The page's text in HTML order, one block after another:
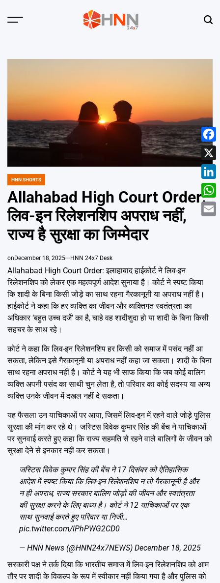
Menu
POSTED
HNN SHORTS
Allahabad High Court Order:
लिव-इन रिलेशनशिप अपराध नहीं,
राज्य है सुरक्षा का जिम्मेदार
onDecember 18, 2025 HNN 24x7 Desk
Allahabad High Court Order: इलाहाबाद हाईकोर्ट ने लिव-इन
रिलेशनशिप को लेकर एक महत्वपूर्ण आदेश सुनाया है। कोर्ट ने स्पष्ट किया
कि शादी के बिना किसी जोड़े का साथ रहना गैरकानूनी या अपराध नहीं है।
हाईकोर्ट ने कहा कि हर व्यक्ति का जीवन और व्यक्तिगत स्वतंत्रता का
अधिकार ‘बहुत उच्च दर्जे’ का है, चाहे वह शादीशुदा हो या शादी के बिना किसी
सहचर के साथ रहे।
कोर्ट ने कहा कि लिव-इन रिलेशनशिप हर किसी को समाज में पसंद नहीं आ
सकता, लेकिन इसे गैरकानूनी या अपराध नहीं कहा जा सकता। शादी के बिना
साथ रहना अपराध नहीं है। कोर्ट ने यह भी साफ किया कि जब कोई बालिग
व्यक्ति अपनी पसंद का साथी चुन लेता है, तो परिवार का कोई सदस्य या अन्य
व्यक्ति उनके जीवन में दखल नहीं दे सकता।
यह फैसला उन याचिकाओं पर आया, जिसमें लिव-इन में रहने वाले जोड़े पुलिस
सुरक्षा की मांग कर रहे थे। जस्टिस विवेक कुमार सिंह की बेंच ने याचिकाओं
पर सुनवाई करते हुए कहा कि राज्य सहमति से रहने वाले बालिगों के जीवन को
सुरक्षा देने से इनकार नहीं कर सकता।
जस्टिस विवेक कुमार सिंह की बेंच ने 17 दिसंबर को ऐतिहासिक
आदेश में स्पष्ट किया कि लिव-इन रिलेशनशिप न तो गैरकानूनी है और
न ही अपराध, राज्य सरकार बालिग जोड़ों की जीवन और स्वतंत्रता
की सुरक्षा करने के लिए बाध्य है। कोर्ट ने 12 याचिकाओं पर एक
साथ सुनवाई करते हुए परिवार या निजी…
pic.twitter.com/lPhPWG2CD0
— HNN News (@HNN24x7NEWS) December 18, 2025
सरकारी पक्ष ने तर्क दिया कि भारतीय समाज में लिव-इन रिलेशनशिप को आम
तौर पर शादी के विकल्प के रूप में स्वीकार नहीं किया गया है और पुलिस को
X